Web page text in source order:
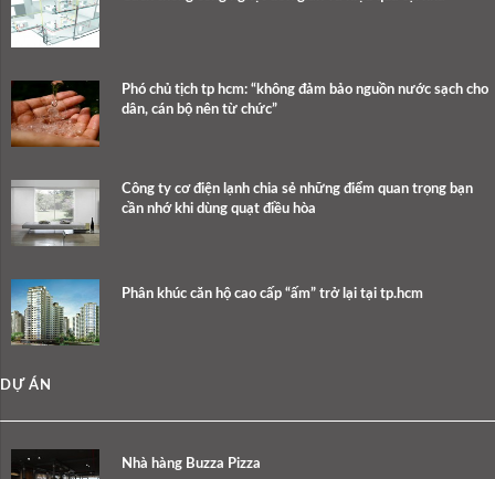
Phó chủ tịch tp hcm: “không đảm bảo nguồn nước sạch cho
dân, cán bộ nên từ chức”
Công ty cơ điện lạnh chia sẻ những điểm quan trọng bạn
cần nhớ khi dùng quạt điều hòa
Phân khúc căn hộ cao cấp “ấm” trở lại tại tp.hcm
DỰ ÁN
Nhà hàng Buzza Pizza